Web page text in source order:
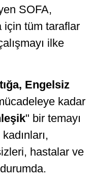
SOFA,
için tüm taraflar
ilke
Engelsiz
kadar
" bir temayı
hastalar ve